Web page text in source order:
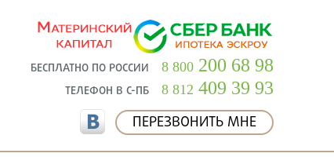
БЕСПЛАТНО ПО РОССИИ 8 800 200 68 98
ТЕЛЕФОН В С-ПБ 8 812 409 39 93
ПЕРЕЗВОНИТЬ МНЕ